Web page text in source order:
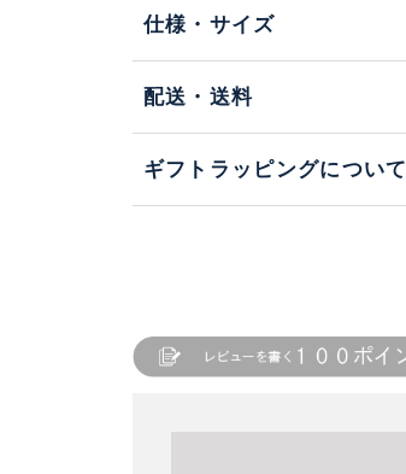
仕様・サイズ
配送・送料
ギフトラッピングについて